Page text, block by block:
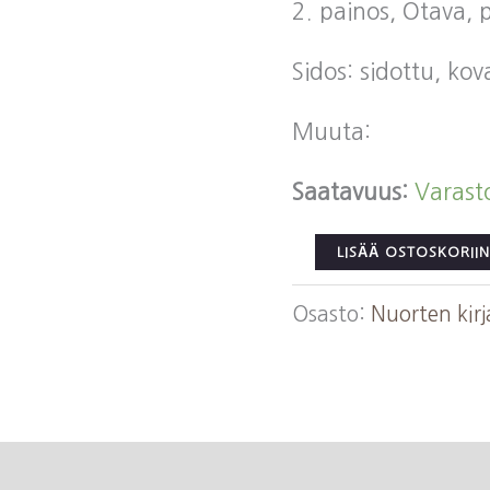
2. painos, Otava,
Sidos: sidottu,
Muuta:
Saatavuus:
Valta,
Kauko:
Vaskikypärä
pakanuuden
LISÄÄ OSTOSKORIIN
Osasto: Nuorten